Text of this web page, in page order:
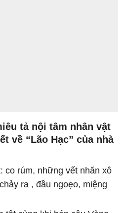
tả nội tâm nhân vật
về “Lão Hạc” của nhà
co rúm, những vết nhăn xô
ra , đầu ngoẹo, miệng